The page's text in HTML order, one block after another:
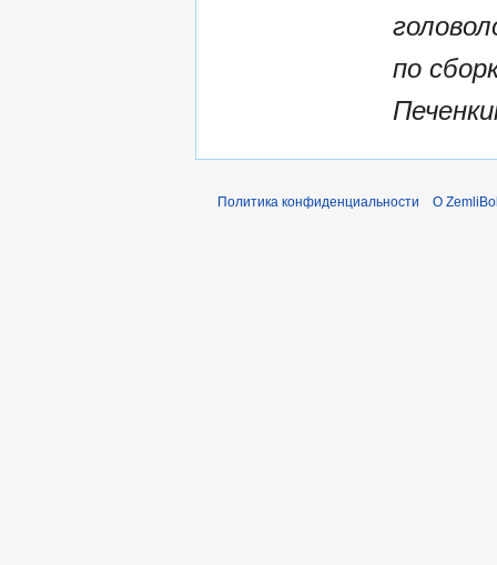
по
Политика конфиденциальности О